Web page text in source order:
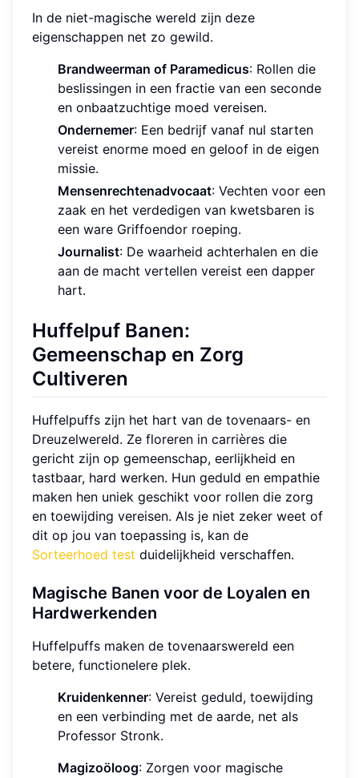
In de niet-magische wereld zijn deze
eigenschappen net zo gewild.
Brandweerman of Paramedicus: Rollen die
beslissingen in een fractie van een seconde
en onbaatzuchtige moed vereisen.
Ondernemer: Een bedrijf vanaf nul starten
vereist enorme moed en geloof in de eigen
missie.
Mensenrechtenadvocaat: Vechten voor een
zaak en het verdedigen van kwetsbaren is
een ware Griffoendor roeping.
Journalist: De waarheid achterhalen en die
aan de macht vertellen vereist een dapper
hart.
Huffelpuf Banen:
Gemeenschap en Zorg
Cultiveren
Huffelpuffs zijn het hart van de tovenaars- en
Dreuzelwereld. Ze floreren in carrières die
gericht zijn op gemeenschap, eerlijkheid en
tastbaar, hard werken. Hun geduld en empathie
maken hen uniek geschikt voor rollen die zorg
en toewijding vereisen. Als je niet zeker weet of
dit op jou van toepassing is, kan de
Sorteerhoed test duidelijkheid verschaffen.
Magische Banen voor de Loyalen en
Hardwerkenden
Huffelpuffs maken de tovenaarswereld een
betere, functionelere plek.
Kruidenkenner: Vereist geduld, toewijding
en een verbinding met de aarde, net als
Professor Stronk.
Magizoöloog: Zorgen voor magische